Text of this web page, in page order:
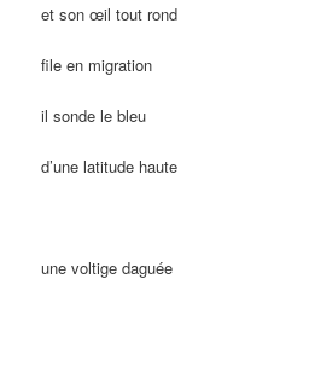
et son œil tout rond
file en migration
il sonde le bleu
d’une latitude haute
une voltige daguée